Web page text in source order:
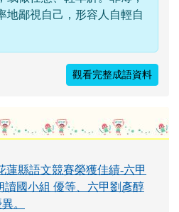
地鄙視自己，形容人自輕自
觀看完整成語資料
蓮縣語文競賽榮獲佳績-六甲
讀國小組 優等、六甲劉彥醇
。